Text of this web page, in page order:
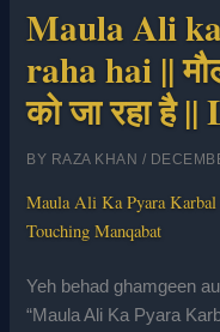
Maula Ali
raha hai ||
को जा रहा है
BY RAZA KHAN /
Maula Ali Ka Pyara
Touching Manqabat
Yeh behad ghamgeen
“Maula Ali Ka Pyara